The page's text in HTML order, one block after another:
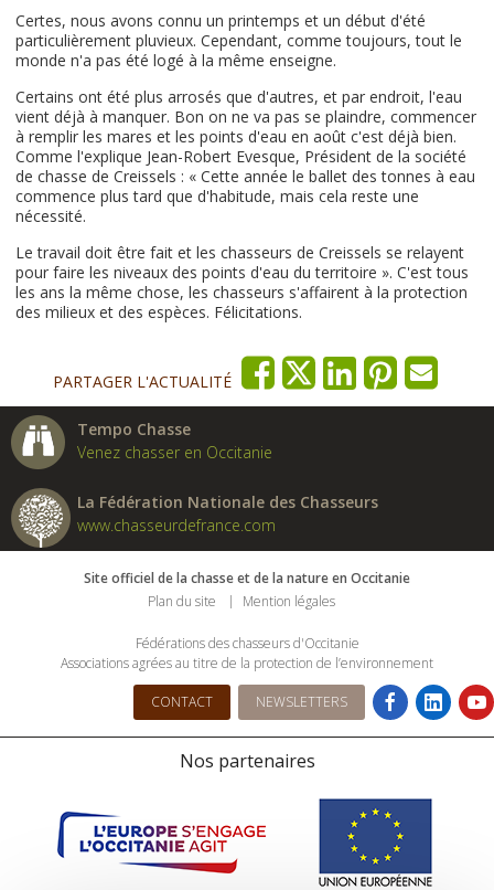
Certes, nous avons connu un printemps et un début d'été
particulièrement pluvieux. Cependant, comme toujours, tout le
monde n'a pas été logé à la même enseigne.
Certains ont été plus arrosés que d'autres, et par endroit, l'eau
vient déjà à manquer. Bon on ne va pas se plaindre, commencer
à remplir les mares et les points d'eau en août c'est déjà bien.
Comme l'explique Jean-Robert Evesque, Président de la société
de chasse de Creissels : « Cette année le ballet des tonnes à eau
commence plus tard que d'habitude, mais cela reste une
nécessité.
Le travail doit être fait et les chasseurs de Creissels se relayent
pour faire les niveaux des points d'eau du territoire ». C'est tous
les ans la même chose, les chasseurs s'affairent à la protection
des milieux et des espèces. Félicitations.
PARTAGER L'ACTUALITÉ
Tempo Chasse
Venez chasser en Occitanie
La Fédération Nationale des Chasseurs
www.chasseurdefrance.com
Site officiel de la chasse et de la nature en Occitanie
Plan du site
Mention légales
Fédérations des chasseurs d'Occitanie
Associations agrées au titre de la protection de l’environnement
CONTACT NEWSLETTERS
Nos partenaires